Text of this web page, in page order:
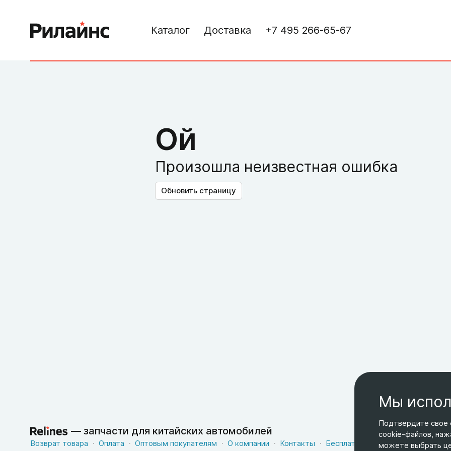
Каталог Доставка +7 495 266-65-67
Ой
Произошла неизвестная ошибка
Обновить страницу
— запчасти для китайских автомобилей
Возврат товара Оплата Оптовым покупателям О компании Контакты Бесплатная доставка
Оферта
Мы
Подтвердите свое
cookie-файлов,
можете выбрать